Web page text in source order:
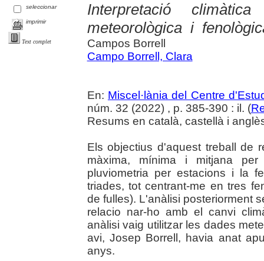
seleccionar
imprimir
Text complet
Interpretació
meteorològica i
Campos Borrell
Campo Borrell, Clara
En: Miscel·lània del Centre
núm. 32 (2022) , p. 385-390 : il. (
Resums en català, castellà i
Els objectius d'aquest treball de
màxima, mínima i mitjana
pluviometria per estacions i la
triades, tot centrant-me en tres
de fulles). L'anàlisi posteriorment
relacio nar-ho amb el canvi
anàlisi vaig utilitzar les dades
avi, Josep Borrell, havia anat
anys.